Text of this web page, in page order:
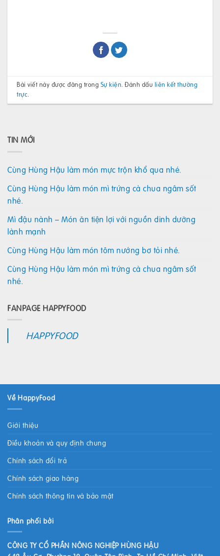
Bài viết này được đăng trong Sự kiện. Đánh dấu liên kết thường
trực.
TIN MỚI
Cùng Hùng Hậu làm món mực trộn khổ qua nhé.
Cùng Hùng Hậu làm món mì trứng cà chua ngâm sốt
nhé.
Mì đậu nành – Món ăn tiện lợi với nguồn dinh dưỡng
lành mạnh
Cùng Hùng Hậu làm món tôm nướng bơ tỏi nhé.
Cùng Hùng Hậu làm món mì trứng cà chua ngâm sốt
nhé.
FANPAGE HAPPYFOOD
HAPPYFOOD
Về HappyFood
Giới thiệu
Điều khoản và quy định chung
Chính sách đổi trả
Chính sách giao hàng
Chính sách thông tin và bảo mật
Phân phối bởi
CÔNG TY CỔ PHẦN NÔNG NGHIỆP HÙNG HẬU